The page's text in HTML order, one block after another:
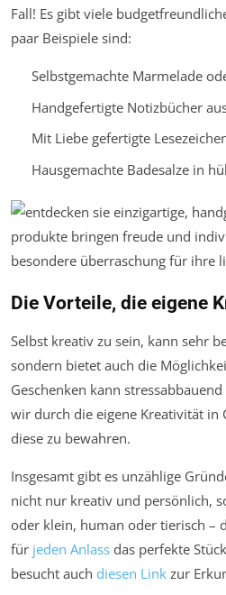
Fall! Es gibt viele
paar Beispiele sind:
Selbstgemachte Marmelade
Handgefertigte Notizbücher
Mit Liebe gefertigte
Hausgemachte Badesalze in
Die Vorteile, die eigene
Selbst kreativ zu sein, kann sehr
sondern bietet auch die
Geschenken kann
wir durch die eigene Kreativität in
diese zu bewahren.
Insgesamt gibt es unzählige
nicht nur kreativ und persönlich,
oder klein, human oder tierisch –
für jeden Anlass das perfekte
besucht auch diesen Link zur